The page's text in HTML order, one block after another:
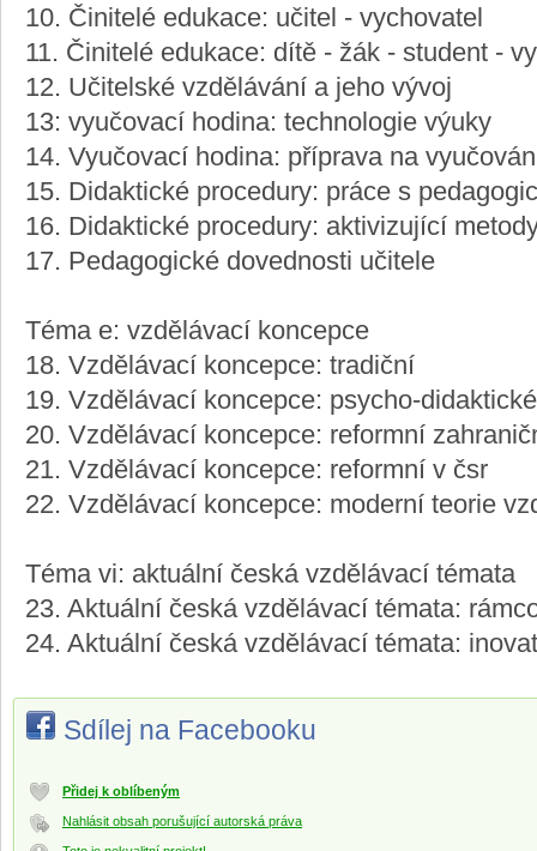
10. Činitelé edukace: učitel - vychovatel
11. Činitelé edukace: dítě - žák - student -
12. Učitelské vzdělávání a jeho vývoj
13: vyučovací hodina: technologie výuky
14. Vyučovací hodina: příprava na
15. Didaktické procedury: práce s
16. Didaktické procedury: aktivizující
17. Pedagogické dovednosti učitele
Téma e: vzdělávací koncepce
18. Vzdělávací koncepce: tradiční
19. Vzdělávací koncepce: psycho-didaktické
20. Vzdělávací koncepce: reformní
21. Vzdělávací koncepce: reformní v čsr
22. Vzdělávací koncepce: moderní teorie
Téma vi: aktuální česká vzdělávací témata
23. Aktuální česká vzdělávací témata:
24. Aktuální česká vzdělávací témata:
Sdílej na Facebooku
Přidej k oblíbeným
Nahlásit obsah porušující autorská práva